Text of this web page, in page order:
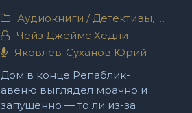
Аудиокниги / Детективы, триллеры
Чейз Джеймс Хедли
Яковлев-Суханов Юрий
Дом в конце Репаблик-
авеню выглядел мрачно и
запущенно — то ли из-за